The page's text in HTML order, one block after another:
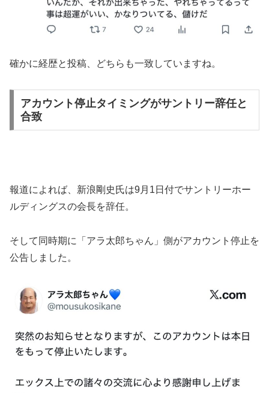
確かに経歴と投稿、どちらも一致していますね。
アカウント停止タイミングがサントリー辞任と
合致
報道によれば、新浪剛史氏は9月1日付でサントリーホー
ルディングスの会長を辞任。
そして同時期に「アラ太郎ちゃん」側がアカウント停止を
公告しました。